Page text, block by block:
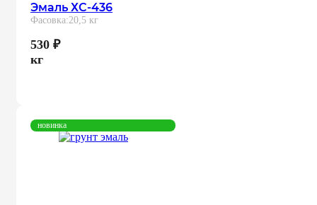
Эмаль ХС-436
Фасовка:20,5 кг
530 ₽
кг
новинка